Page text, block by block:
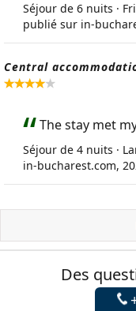
Séjour de 6 nuits ·
publié sur in-
Central
The stay met
Séjour de 4 nuits ·
in-bucharest.com,
Des